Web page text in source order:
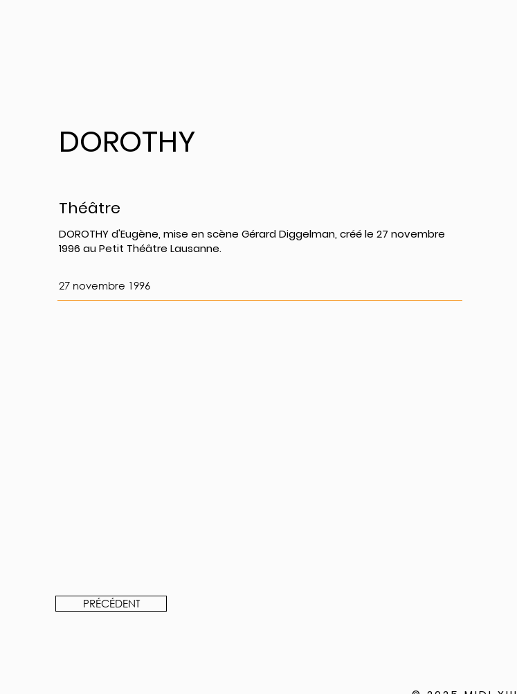
DOROTHY
Théâtre
DOROTHY d'Eugène, mise en scène Gérard Diggelman, créé le 27 novembre
1996 au Petit Théâtre Lausanne.
27 novembre 1996
PRÉCÉDENT